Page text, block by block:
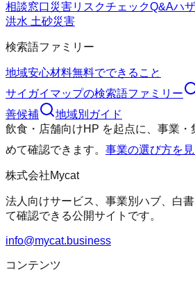
相談窓口災害リスクチェックQ&Aハ
洪水 土砂災害
検索語ファミリー
地域安心材料無料でできること
サイガイマップの検索語ファミリー
善候補
地域別ガイド
飲食・店舗向けHP を起点に、 事業・
めて確認できます。 事業の選び方を
株式会社Mycat
法人向けサービス、事業別ハブ、白
て確認できる公開サイトです。
info@mycat.business
コンテンツ